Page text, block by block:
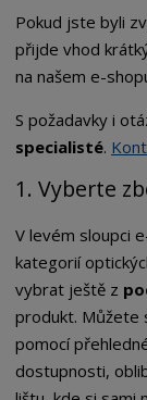
n
a
Pokud jste byli
přijde vhod
na našem e-
S požadavky i
specialisté.
1. Vyberte
V levém sloupci
kategorií
vybrat ještě z
produkt. Můžete
pomocí
dostupnosti,